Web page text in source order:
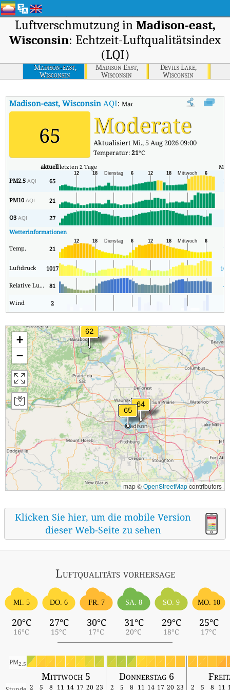
Luftverschmutzung in Madison-east,
Wisconsin: Echtzeit-Luftqualitätsindex
(LQI)
Madison-east,
Wisconsin
Madison East,
Wisconsin
Devils Lake,
Wisconsin
Madison-east, Wisconsin AQI:Madison-east, Wisconsin Echtzeit-
65 Moderate
Aktualisiert Mi., 5 Aug 2026 09:00
Temperatur:21°C
aktuellletzten 2 Tage
PM2.5AQI 65 23
PM10AQI 21
O3AQI 27
Wetterinformationen
Temp. 21 17
Luftdruck 1017
Relative Luftfeuchtigkeit 81 49
Wind 2
+
−
map ©OpenStreetMapcontributors
Klicken Sie hier, um die mobile Version
dieser Web-Seite zu sehen
Luftqualitäts vorhersage
MI. 5
20°C
16°C
DO. 6
27°C
15°C
FR. 7
30°C
17°C
SA. 8
31°C
20°C
SO. 9
29°C
18°C
MO. 10
25°C
17°C
PM2.5
Mittwoch 5 Donnerstag 6
2 5 8 11 14 17 20 23 2 5 8 11 14 17 20 23 2 5 8 11